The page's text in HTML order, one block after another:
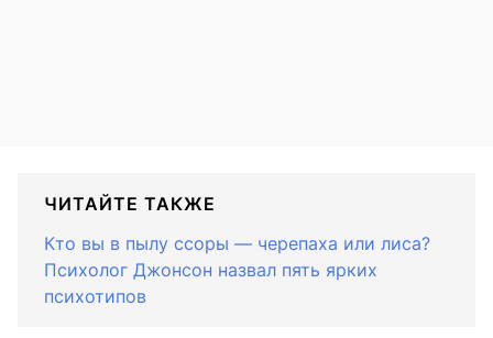
ЧИТАЙТЕ ТАКЖЕ
Кто вы в пылу ссоры — черепаха или лиса?
Психолог Джонсон назвал пять ярких
психотипов